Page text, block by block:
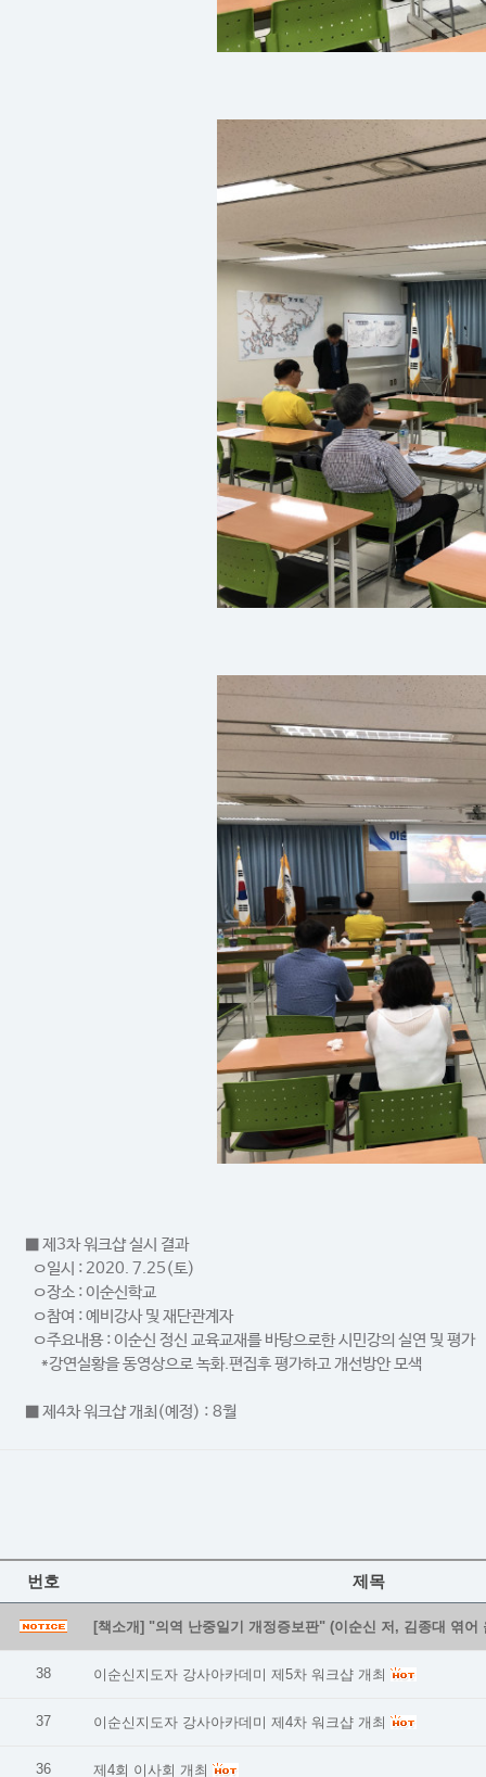
■ 제3차 워크샵 실시 결과
ㅇ일시 : 2020. 7.25(토)
ㅇ장소 : 이순신학교
ㅇ참여 : 예비강사 및 재단관계자
ㅇ주요내용 : 이순신 정신 교육교재를 바탕으로한 시민강의 실연 및 평가
*강연실황을 동영상으로 녹화.편집후 평가하고 개선방안 모색
■ 제4차 워크샵 개최(예정) : 8월
번호 제목
[책소개] "의역 난중일기 개정증보판" (이순신 저, 김종대 엮어
38 이순신지도자 강사아카데미 제5차 워크샵 개최
37 이순신지도자 강사아카데미 제4차 워크샵 개최
36 제4회 이사회 개최